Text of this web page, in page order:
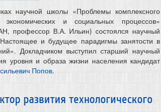
научной школы «Проблемы комплексного
экономических и социальных процессов»
профессор В.А. Ильин) состоялся научный
и будущее парадигмы занятости в
Докладчиком выступил старший научный
уровня и образа жизни населения кандидат
Попов.
развития технологического